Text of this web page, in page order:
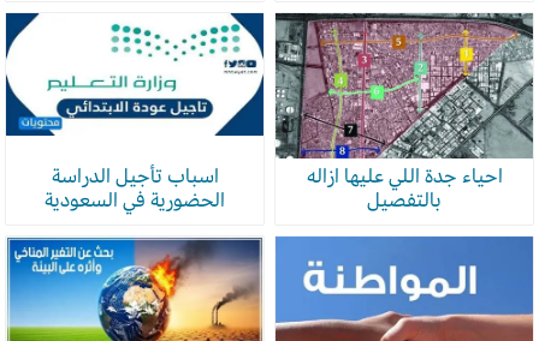
احياء جدة اللي عليها ازاله
بالتفصيل
اسباب تأجيل الدراسة
الحضورية في السعودية